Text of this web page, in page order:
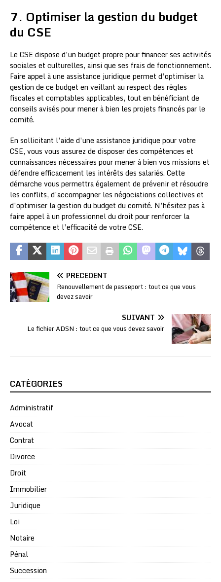
7. Optimiser la gestion du budget
du CSE
Le CSE dispose d’un budget propre pour financer ses activités
sociales et culturelles, ainsi que ses frais de fonctionnement.
Faire appel à une assistance juridique permet d’optimiser la
gestion de ce budget en veillant au respect des règles
fiscales et comptables applicables, tout en bénéficiant de
conseils avisés pour mener à bien les projets financés par le
comité.
En sollicitant l’aide d’une assistance juridique pour votre
CSE, vous vous assurez de disposer des compétences et
connaissances nécessaires pour mener à bien vos missions et
défendre efficacement les intérêts des salariés. Cette
démarche vous permettra également de prévenir et résoudre
les conflits, d’accompagner les négociations collectives et
d’optimiser la gestion du budget du comité. N’hésitez pas à
faire appel à un professionnel du droit pour renforcer la
compétence et l’efficacité de votre CSE.
PRÉCÉDENT
Renouvellement de passeport : tout ce que vous
devez savoir
SUIVANT
Le fichier ADSN : tout ce que vous devez savoir
CATÉGORIES
Administratif
Avocat
Contrat
Divorce
Droit
Immobilier
Juridique
Loi
Notaire
Pénal
Succession